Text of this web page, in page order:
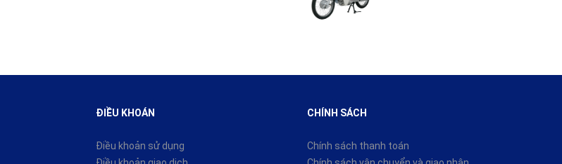
ĐIỀU KHOÁN
Điều khoản sử dụng
CHÍNH SÁCH
Chính sách thanh toán